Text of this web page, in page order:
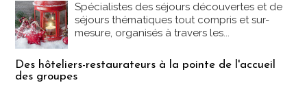
Spécialistes des séjours découvertes et de
séjours thématiques tout compris et sur-
mesure, organisés à travers les...
Des hôteliers-restaurateurs à la pointe de l'accueil
des groupes